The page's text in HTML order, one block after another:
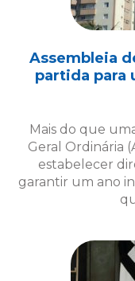
Mais do que
Geral Ordinária
garantir um ano